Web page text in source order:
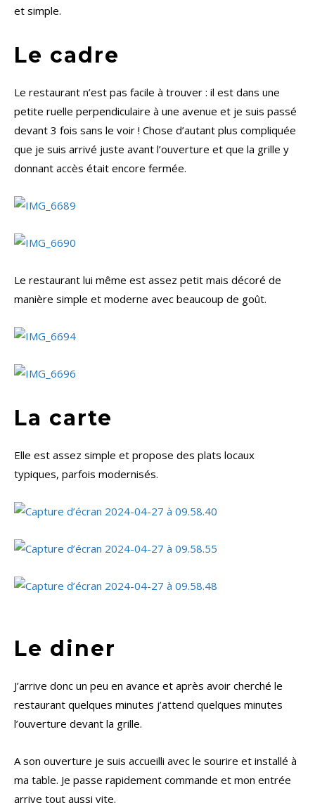
et simple.
Le cadre
Le restaurant n’est pas facile à trouver : il est dans une
petite ruelle perpendiculaire à une avenue et je suis passé
devant 3 fois sans le voir ! Chose d’autant plus compliquée
que je suis arrivé juste avant l’ouverture et que la grille y
donnant accès était encore fermée.
Le restaurant lui même est assez petit mais décoré de
manière simple et moderne avec beaucoup de goût.
La carte
Elle est assez simple et propose des plats locaux
typiques, parfois modernisés.
Le diner
J’arrive donc un peu en avance et après avoir cherché le
restaurant quelques minutes j’attend quelques minutes
l’ouverture devant la grille.
A son ouverture je suis accueilli avec le sourire et installé à
ma table. Je passe rapidement commande et mon entrée
arrive tout aussi vite.